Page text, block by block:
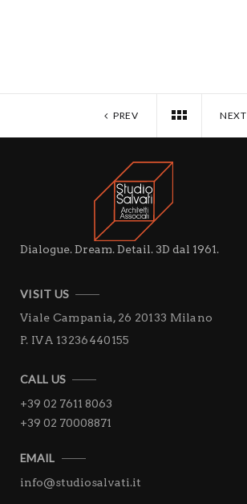
PREV NEXT
Dialogue. Dream. Detail. 3D dal 1961.
VISIT US
Viale Campania, 26 20133 Milano
P. IVA 13236440155
CALL US
+39 02 7611 8063
+39 02 70008871
EMAIL
info@studiosalvati.it